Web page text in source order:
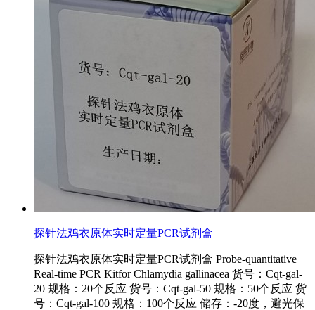
探针法鸡衣原体实时定量PCR试剂盒
探针法鸡衣原体实时定量PCR试剂盒 Probe-quantitative
Real-time PCR Kitfor Chlamydia gallinacea 货号：Cqt-gal-
20 规格：20个反应 货号：Cqt-gal-50 规格：50个反应 货
号：Cqt-gal-100 规格：100个反应 储存：-20度，避光保